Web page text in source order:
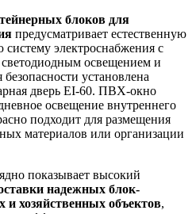
блоков для
предусматривает естественную
электроснабжения с
освещением и
установлена
дверь EI-60. ПВХ-окно
освещение внутреннего
подходит для размещения
материалов или организации
показывает высокий
надежных блок-
и хозяйственных объектов,